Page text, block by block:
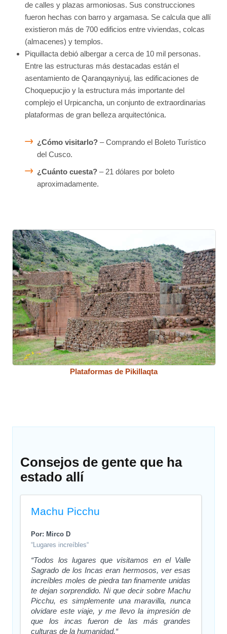
de calles y plazas armoniosas. Sus construcciones
fueron hechas con barro y argamasa. Se calcula que allí
existieron más de 700 edificios entre viviendas, colcas
(almacenes) y templos.
Piquillacta debió albergar a cerca de 10 mil personas.
Entre las estructuras más destacadas están el
asentamiento de Qaranqayniyuj, las edificaciones de
Choquepucjio y la estructura más importante del
complejo el Urpicancha, un conjunto de extraordinarias
plataformas de gran belleza arquitectónica.
¿Cómo visitarlo? – Comprando el Boleto Turístico
del Cusco.
¿Cuánto cuesta? – 21 dólares por boleto
aproximadamente.
Plataformas de Pikillaqta
Consejos de gente que ha
estado allí
Machu Picchu
Por: Mirco D
“Lugares increíbles“
“Todos los lugares que visitamos en el Valle
Sagrado de los Incas eran hermosos, ver esas
increíbles moles de piedra tan finamente unidas
te dejan sorprendido. Ni que decir sobre Machu
Picchu, es simplemente una maravilla, nunca
olvidare este viaje, y me llevo la impresión de
que los incas fueron de las más grandes
culturas de la humanidad.“